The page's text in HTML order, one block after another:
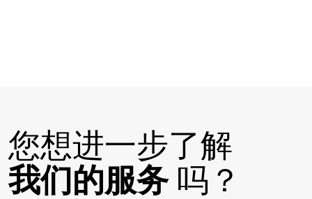
您想进一步了解
我们的服务吗？